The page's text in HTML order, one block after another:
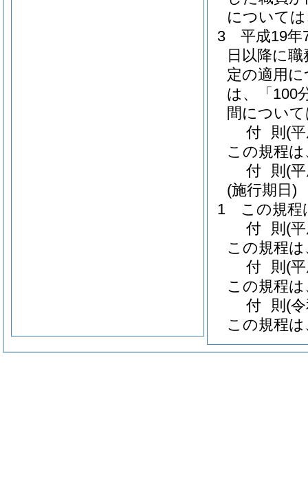
について
3
平成19年
日以降に
定の適用
は、「100
間につい
付 則 (
この規程
付 則 (
(施行期日)
1
この規程
付 則 (
この規程
付 則 (
この規程
付 則 (
この規程